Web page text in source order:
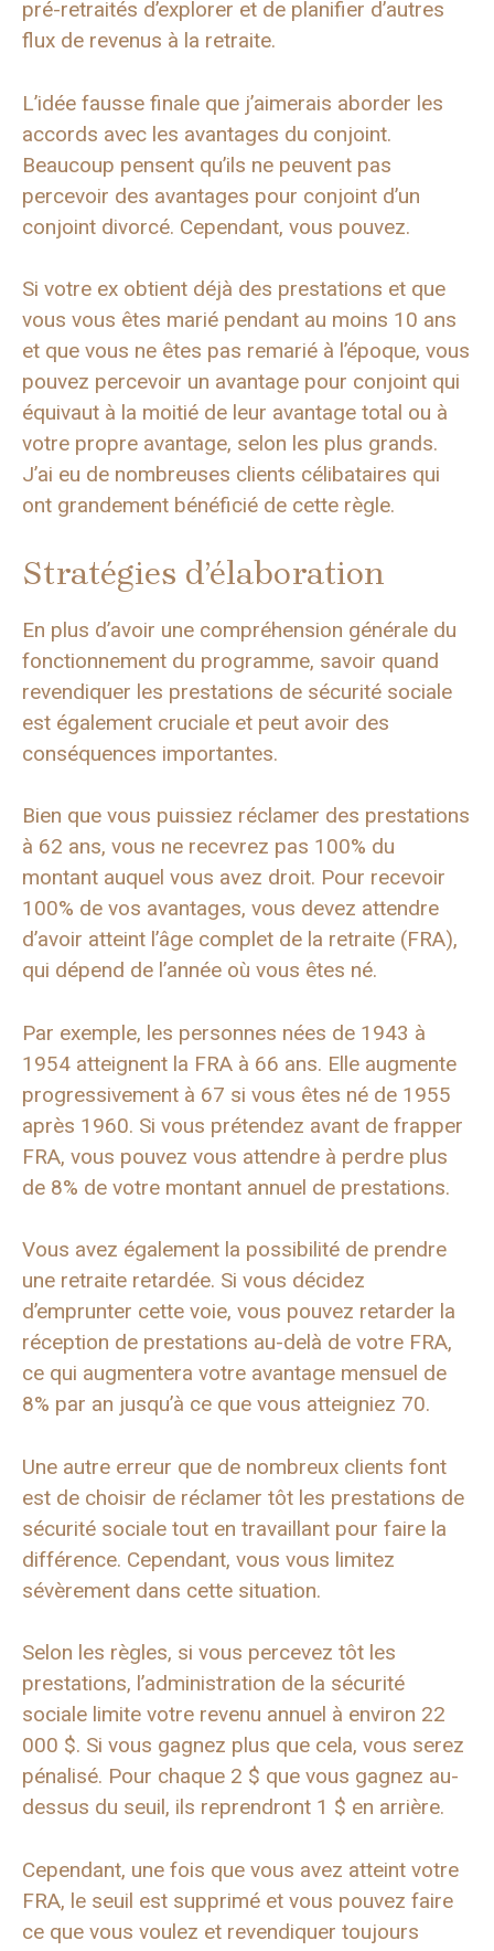
pré-retraités d’explorer et de planifier d’autres
flux de revenus à la retraite.
L’idée fausse finale que j’aimerais aborder les
accords avec les avantages du conjoint.
Beaucoup pensent qu’ils ne peuvent pas
percevoir des avantages pour conjoint d’un
conjoint divorcé. Cependant, vous pouvez.
Si votre ex obtient déjà des prestations et que
vous vous êtes marié pendant au moins 10 ans
et que vous ne êtes pas remarié à l’époque, vous
pouvez percevoir un avantage pour conjoint qui
équivaut à la moitié de leur avantage total ou à
votre propre avantage, selon les plus grands.
J’ai eu de nombreuses clients célibataires qui
ont grandement bénéficié de cette règle.
Stratégies d’élaboration
En plus d’avoir une compréhension générale du
fonctionnement du programme, savoir quand
revendiquer les prestations de sécurité sociale
est également cruciale et peut avoir des
conséquences importantes.
Bien que vous puissiez réclamer des prestations
à 62 ans, vous ne recevrez pas 100% du
montant auquel vous avez droit. Pour recevoir
100% de vos avantages, vous devez attendre
d’avoir atteint l’âge complet de la retraite (FRA),
qui dépend de l’année où vous êtes né.
Par exemple, les personnes nées de 1943 à
1954 atteignent la FRA à 66 ans. Elle augmente
progressivement à 67 si vous êtes né de 1955
après 1960. Si vous prétendez avant de frapper
FRA, vous pouvez vous attendre à perdre plus
de 8% de votre montant annuel de prestations.
Vous avez également la possibilité de prendre
une retraite retardée. Si vous décidez
d’emprunter cette voie, vous pouvez retarder la
réception de prestations au-delà de votre FRA,
ce qui augmentera votre avantage mensuel de
8% par an jusqu’à ce que vous atteigniez 70.
Une autre erreur que de nombreux clients font
est de choisir de réclamer tôt les prestations de
sécurité sociale tout en travaillant pour faire la
différence. Cependant, vous vous limitez
sévèrement dans cette situation.
Selon les règles, si vous percevez tôt les
prestations, l’administration de la sécurité
sociale limite votre revenu annuel à environ 22
000 $. Si vous gagnez plus que cela, vous serez
pénalisé. Pour chaque 2 $ que vous gagnez au-
dessus du seuil, ils reprendront 1 $ en arrière.
Cependant, une fois que vous avez atteint votre
FRA, le seuil est supprimé et vous pouvez faire
ce que vous voulez et revendiquer toujours